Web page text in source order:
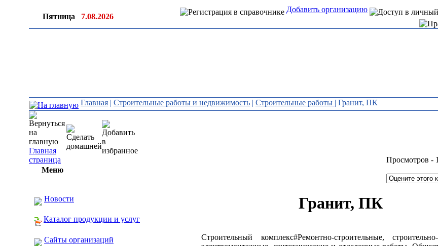
Пятница 7.08.2026
Добавить организацию
Главная | Строительные работы и недвижимость | Строительные работы | Гранит, ПК
Главная
страница
Меню
Новости
Каталог продукции и услуг
Сайты организаций
Просмотров -
Гранит, ПК
Строительный комплекс#Ремонтно-строительные,